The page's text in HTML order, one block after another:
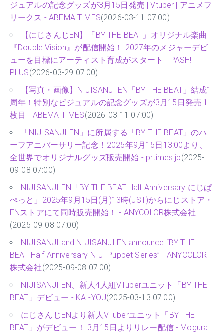
ジュアルの記念グッズが3月15日発売 | Vtuber | アニメフ
リークス - ABEMA TIMES(2026-03-11 07:00)
【にじさんじEN】「BY THE BEAT」オリジナル楽曲
『Double Vision』が配信開始！ 2027年のメジャーデビ
ューを目標にアーティスト育成がスタート - PASH!
PLUS(2026-03-29 07:00)
【写真・画像】NIJISANJI EN「BY THE BEAT」結成1
周年！特別なビジュアルの記念グッズが3月15日発売 1
枚目 - ABEMA TIMES(2026-03-11 07:00)
「NIJISANJI EN」に所属する「BY THE BEAT」のハ
ーフアニバーサリー記念！2025年9月15日13:00より、
全世界でオリジナルグッズ販売開始 - prtimes.jp(2025-
09-08 07:00)
NIJISANJI EN「BY THE BEAT Half Anniversary にじぱ
ぺっと」2025年9月15日(月)13時(JST)からにじストア・
ENストアにて同時販売開始！ - ANYCOLOR株式会社
(2025-09-08 07:00)
NIJISANJI and NIJISANJI EN announce “BY THE
BEAT Half Anniversary NIJI Puppet Series” - ANYCOLOR
株式会社(2025-09-08 07:00)
NIJISANJI EN、新人4人組VTuberユニット「BY THE
BEAT」デビュー - KAI-YOU(2025-03-13 07:00)
にじさんじENより新人VTuberユニット「BY THE
BEAT」がデビュー！ 3月15日よりリレー配信 - Mogura